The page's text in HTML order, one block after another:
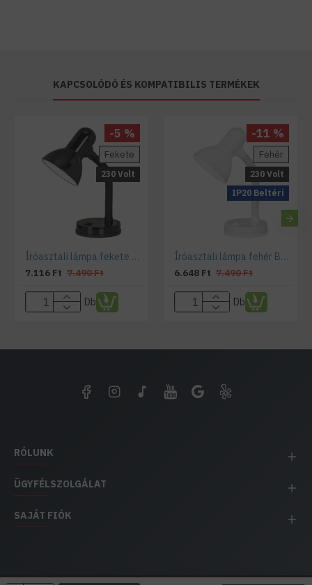
KAPCSOLÓDÓ ÉS KOMPATIBILIS TERMÉKEK
Fekete
230 Volt
-5 %
Íróasztali lámpa fekete Basic
7.116 Ft 7.490 Ft
Db
IP20 Beltéri
Fehér
230 Volt
-11 %
Íróasztali lámpa fehér Basic
6.648 Ft 7.490 Ft
Db
RÓLUNK
ÜGYFÉLSZOLGÁLAT
SAJÁT FIÓK